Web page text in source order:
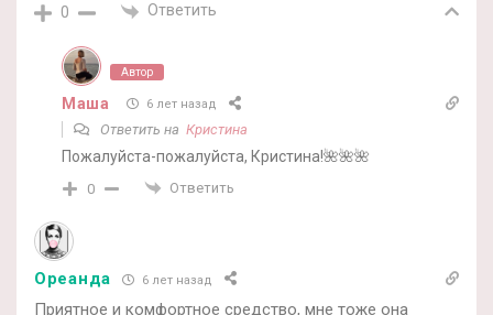
0 Ответить
Автор
Маша 6 лет назад
Ответить на Кристина
Пожалуйста-пожалуйста, Кристина!🌺🌺🌺
0 Ответить
Ореанда 6 лет назад
Приятное и комфортное средство, мне тоже она